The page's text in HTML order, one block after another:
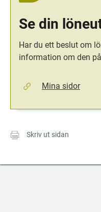
Se din
Har du ett beslut om
information om den
Mina sidor
Skriv ut sidan